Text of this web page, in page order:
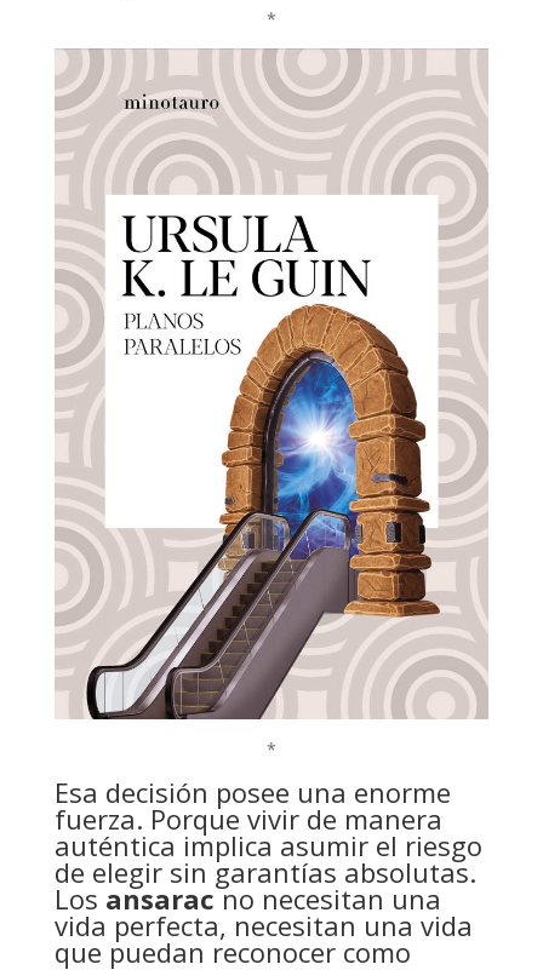
*
*
Esa decisión posee una enorme
fuerza. Porque vivir de manera
auténtica implica asumir el riesgo
de elegir sin garantías absolutas.
Los ansaracno necesitan una
vida perfecta, necesitan una vida
que puedan reconocer como